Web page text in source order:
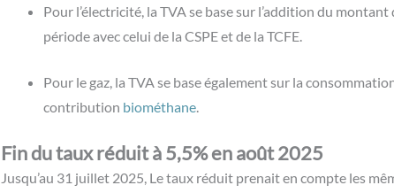
Pour l’électricité, la TVA se base sur l’addition du
période avec celui de la CSPE et de la TCFE.
Pour le gaz, la TVA se base également sur la
contribution biométhane.
Fin du taux réduit à 5,5% en août 2025
Jusqu’au 31 juillet 2025, Le taux réduit prenait en compte les